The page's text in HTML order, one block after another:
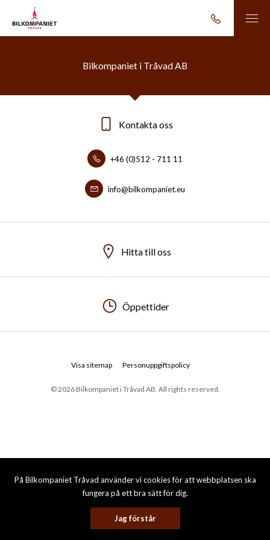
På Bilkompaniet Tråvad använder vi cookies för att webbplatsen ska
fungera på ett bra sätt för dig.
Jag förstår
Bilkompaniet i Tråvad AB
Kontakta oss
+46 (0)512 - 711 11
info@bilkompaniet.eu
Hitta till oss
Öppettider
© 2026 Bilkompaniet i Tråvad AB. All rights reserved.
Visa sitemap Personuppgiftspolicy